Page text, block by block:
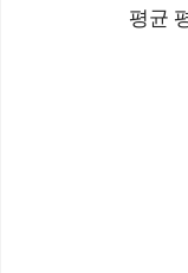
평균